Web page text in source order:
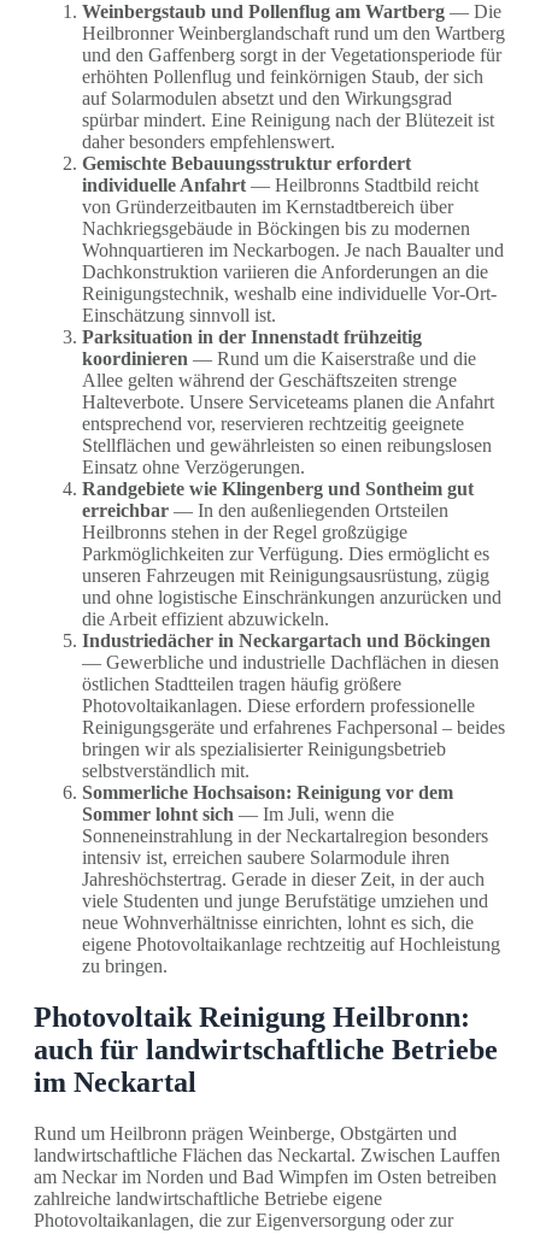
Weinbergstaub und Pollenflug am Wartberg — Die
Heilbronner Weinberglandschaft rund um den Wartberg
und den Gaffenberg sorgt in der Vegetationsperiode für
erhöhten Pollenflug und feinkörnigen Staub, der sich
auf Solarmodulen absetzt und den Wirkungsgrad
spürbar mindert. Eine Reinigung nach der Blütezeit ist
daher besonders empfehlenswert.
Gemischte Bebauungsstruktur erfordert
individuelle Anfahrt — Heilbronns Stadtbild reicht
von Gründerzeitbauten im Kernstadtbereich über
Nachkriegsgebäude in Böckingen bis zu modernen
Wohnquartieren im Neckarbogen. Je nach Baualter und
Dachkonstruktion variieren die Anforderungen an die
Reinigungstechnik, weshalb eine individuelle Vor-Ort-
Einschätzung sinnvoll ist.
Parksituation in der Innenstadt frühzeitig
koordinieren — Rund um die Kaiserstraße und die
Allee gelten während der Geschäftszeiten strenge
Halteverbote. Unsere Serviceteams planen die Anfahrt
entsprechend vor, reservieren rechtzeitig geeignete
Stellflächen und gewährleisten so einen reibungslosen
Einsatz ohne Verzögerungen.
Randgebiete wie Klingenberg und Sontheim gut
erreichbar — In den außenliegenden Ortsteilen
Heilbronns stehen in der Regel großzügige
Parkmöglichkeiten zur Verfügung. Dies ermöglicht es
unseren Fahrzeugen mit Reinigungsausrüstung, zügig
und ohne logistische Einschränkungen anzurücken und
die Arbeit effizient abzuwickeln.
Industriedächer in Neckargartach und Böckingen
— Gewerbliche und industrielle Dachflächen in diesen
östlichen Stadtteilen tragen häufig größere
Photovoltaikanlagen. Diese erfordern professionelle
Reinigungsgeräte und erfahrenes Fachpersonal – beides
bringen wir als spezialisierter Reinigungsbetrieb
selbstverständlich mit.
Sommerliche Hochsaison: Reinigung vor dem
Sommer lohnt sich — Im Juli, wenn die
Sonneneinstrahlung in der Neckartalregion besonders
intensiv ist, erreichen saubere Solarmodule ihren
Jahreshöchstertrag. Gerade in dieser Zeit, in der auch
viele Studenten und junge Berufstätige umziehen und
neue Wohnverhältnisse einrichten, lohnt es sich, die
eigene Photovoltaikanlage rechtzeitig auf Hochleistung
zu bringen.
Photovoltaik Reinigung Heilbronn:
auch für landwirtschaftliche Betriebe
im Neckartal
Rund um Heilbronn prägen Weinberge, Obstgärten und
landwirtschaftliche Flächen das Neckartal. Zwischen Lauffen
am Neckar im Norden und Bad Wimpfen im Osten betreiben
zahlreiche landwirtschaftliche Betriebe eigene
Photovoltaikanlagen, die zur Eigenversorgung oder zur